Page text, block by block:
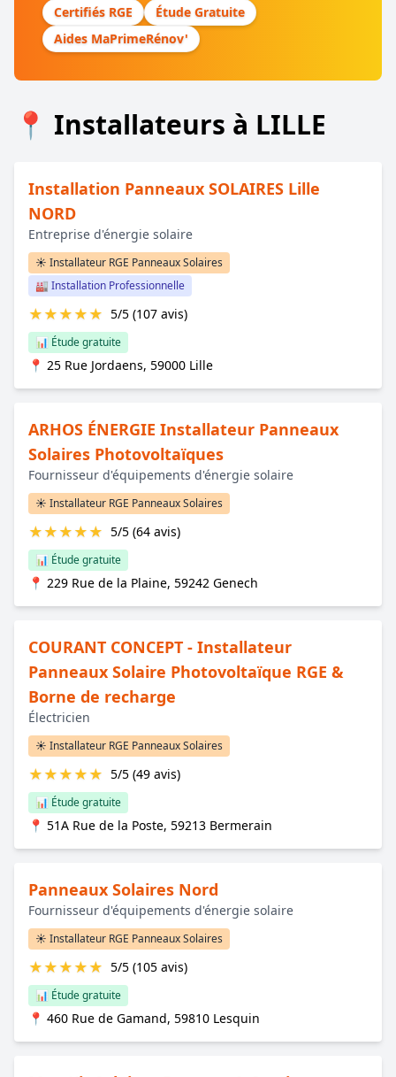
Certifiés RGE
Étude Gratuite
Aides MaPrimeRénov'
📍 Installateurs à LILLE
Installation Panneaux SOLAIRES Lille
NORD
Entreprise d'énergie solaire
☀️ Installateur RGE Panneaux Solaires
🏭 Installation Professionnelle
★★★★★ 5/5 (107 avis)
📊 Étude gratuite
📍 25 Rue Jordaens, 59000 Lille
ARHOS ÉNERGIE Installateur Panneaux
Solaires Photovoltaïques
Fournisseur d'équipements d'énergie solaire
☀️ Installateur RGE Panneaux Solaires
★★★★★ 5/5 (64 avis)
📊 Étude gratuite
📍 229 Rue de la Plaine, 59242 Genech
COURANT CONCEPT - Installateur
Panneaux Solaire Photovoltaïque RGE &
Borne de recharge
Électricien
☀️ Installateur RGE Panneaux Solaires
★★★★★ 5/5 (49 avis)
📊 Étude gratuite
📍 51A Rue de la Poste, 59213 Bermerain
Panneaux Solaires Nord
Fournisseur d'équipements d'énergie solaire
☀️ Installateur RGE Panneaux Solaires
★★★★★ 5/5 (105 avis)
📊 Étude gratuite
📍 460 Rue de Gamand, 59810 Lesquin